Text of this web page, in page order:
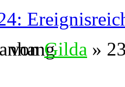
vonGilda »